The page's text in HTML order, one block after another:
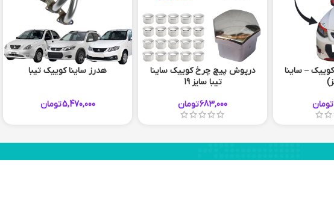
– ساینا
تومان
درپوش پیچ چرخ کوییک ساینا
تیبا سایز 19
683,000تومان
هدرز ساینا کوییک تیبا
5,470,000تومان